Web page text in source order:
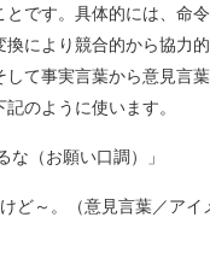
です。具体的には、命
により競合的から協力
て事実言葉から意見言
のように使います。
（お願い口調）」
ど～。（意見言葉／アイ